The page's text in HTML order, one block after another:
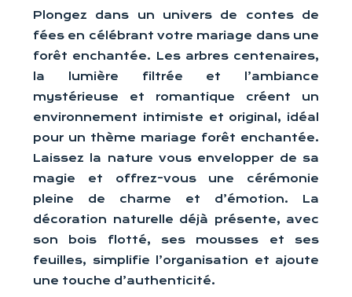
Plongez dans un univers de contes de
fées en célébrant votre mariage dans une
forêt enchantée. Les arbres centenaires,
la lumière filtrée et l’ambiance
mystérieuse et romantique créent un
environnement intimiste et original, idéal
pour un thème mariage forêt enchantée.
Laissez la nature vous envelopper de sa
magie et offrez-vous une cérémonie
pleine de charme et d’émotion. La
décoration naturelle déjà présente, avec
son bois flotté, ses mousses et ses
feuilles, simplifie l’organisation et ajoute
une touche d’authenticité.